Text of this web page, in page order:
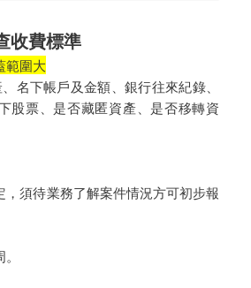
收費標準
範圍大
名下帳戶及金額、銀行往來紀錄、
股票、是否藏匿資產、是否移轉資
，須待業務了解案件情況方可初步報